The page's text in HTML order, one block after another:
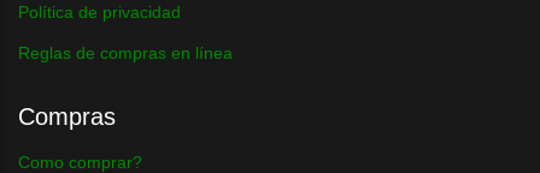
Política de privacidad
Reglas de compras en línea
Compras
Como comprar?